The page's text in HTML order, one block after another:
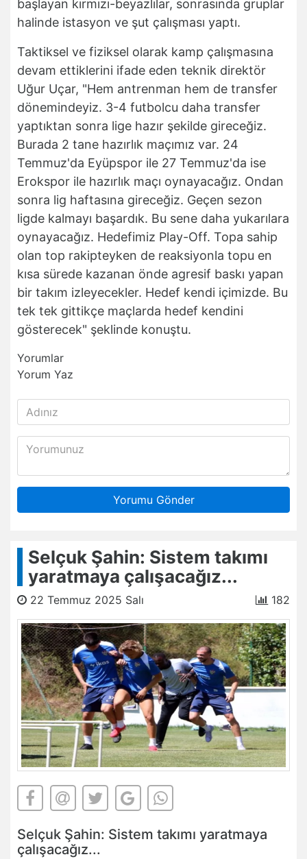
başlayan kırmızı-beyazlılar, sonrasında gruplar
halinde istasyon ve şut çalışması yaptı.
Taktiksel ve fiziksel olarak kamp çalışmasına
devam ettiklerini ifade eden teknik direktör
Uğur Uçar, "Hem antrenman hem de transfer
dönemindeyiz. 3-4 futbolcu daha transfer
yaptıktan sonra lige hazır şekilde gireceğiz.
Burada 2 tane hazırlık maçımız var. 24
Temmuz'da Eyüpspor ile 27 Temmuz'da ise
Erokspor ile hazırlık maçı oynayacağız. Ondan
sonra lig haftasına gireceğiz. Geçen sezon
ligde kalmayı başardık. Bu sene daha yukarılara
oynayacağız. Hedefimiz Play-Off. Topa sahip
olan top rakipteyken de reaksiyonla topu en
kısa sürede kazanan önde agresif baskı yapan
bir takım izleyecekler. Hedef kendi içimizde. Bu
tek tek gittikçe maçlarda hedef kendini
gösterecek" şeklinde konuştu.
Yorumlar
Yorum Yaz
Yorumu Gönder
Selçuk Şahin: Sistem takımı
yaratmaya çalışacağız...
22 Temmuz 2025 Salı 182
Selçuk Şahin: Sistem takımı yaratmaya
çalışacağız...